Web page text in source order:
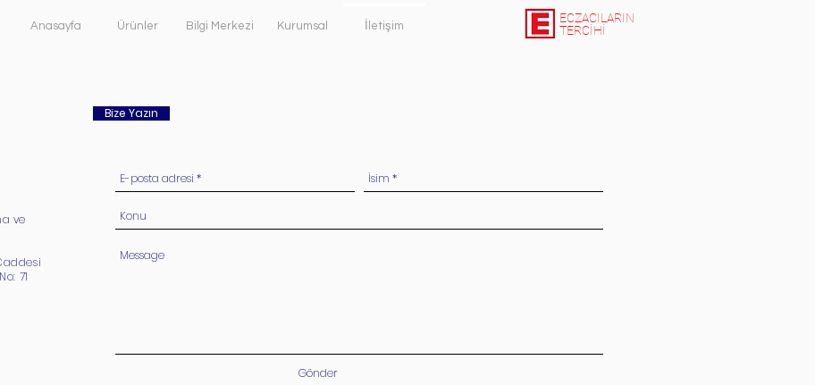
Anasayfa Ürünler Bilgi Merkezi Kurumsal İletişim
ECZACILARIN
TERCİHİ
ve
71
Bize Yazın
Gönder